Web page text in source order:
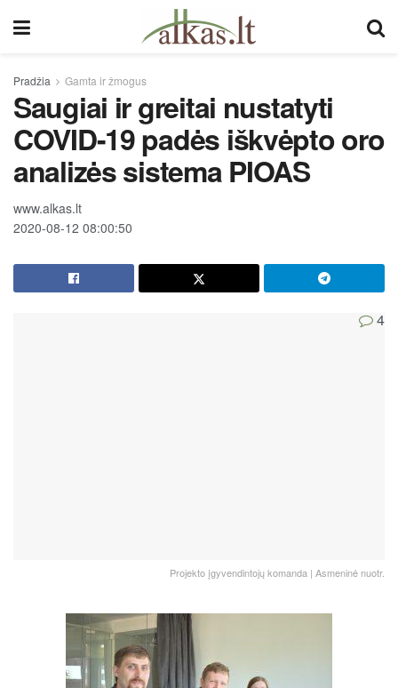
Pradžia Gamta ir žmogus
Saugiai ir greitai nustatyti
COVID-19 padės iškvėpto oro
analizės sistema PIOAS
www.alkas.lt
2020-08-12 08:00:50
4
Projekto įgyvendintojų komanda | Asmeninė nuotr.